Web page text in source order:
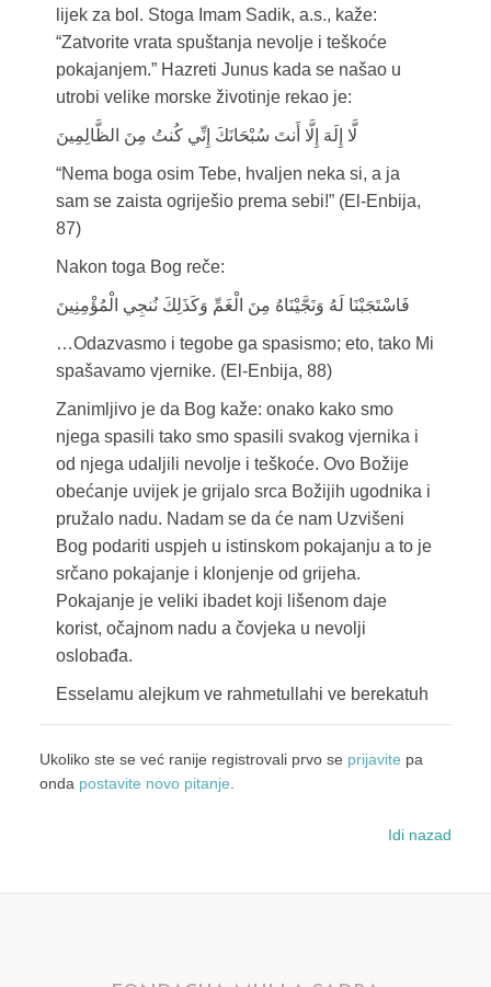
lijek za bol. Stoga Imam Sadik, a.s., kaže:
“Zatvorite vrata spuštanja nevolje i teškoće
pokajanjem.” Hazreti Junus kada se našao u
utrobi velike morske životinje rekao je:
لَّا إِلَهَ إِلَّا أَنتَ سُبْحَانَكَ إِنِّي كُنتُ مِنَ الظَّالِمِينَ
“Nema boga osim Tebe, hvaljen neka si, a ja
sam se zaista ogriješio prema sebi!” (El-Enbija,
87)
Nakon toga Bog reče:
فَاسْتَجَبْنَا لَهُ وَنَجَّيْنَاهُ مِنَ الْغَمِّ وَكَذَلِكَ نُنجِي الْمُؤْمِنِينَ
…Odazvasmo i tegobe ga spasismo; eto, tako Mi
spašavamo vjernike. (El-Enbija, 88)
Zanimljivo je da Bog kaže: onako kako smo
njega spasili tako smo spasili svakog vjernika i
od njega udaljili nevolje i teškoće. Ovo Božije
obećanje uvijek je grijalo srca Božijih ugodnika i
pružalo nadu. Nadam se da će nam Uzvišeni
Bog podariti uspjeh u istinskom pokajanju a to je
srčano pokajanje i klonjenje od grijeha.
Pokajanje je veliki ibadet koji lišenom daje
korist, očajnom nadu a čovjeka u nevolji
oslobađa.
Esselamu alejkum ve rahmetullahi ve berekatuh
Ukoliko ste se već ranije registrovali prvo se prijavite pa
onda postavite novo pitanje.
Idi nazad